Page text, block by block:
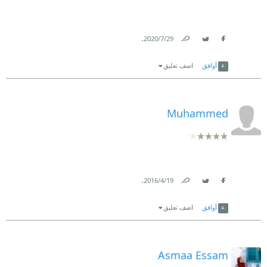
29‏/7‏/2020
.
أوافق اضف تعليق
Muhammed
19‏/4‏/2016
.
أوافق اضف تعليق
Asmaa Essam